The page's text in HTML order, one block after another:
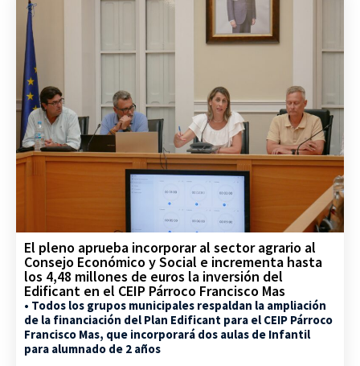
El pleno aprueba incorporar al sector agrario al
Consejo Económico y Social e incrementa hasta
los 4,48 millones de euros la inversión del
Edificant en el CEIP Párroco Francisco Mas
• Todos los grupos municipales respaldan la ampliación
de la financiación del Plan Edificant para el CEIP Párroco
Francisco Mas, que incorporará dos aulas de Infantil
para alumnado de 2 años